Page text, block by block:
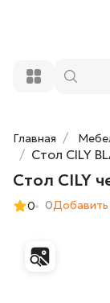
Главная
Стол CILY
Стол CILY
0 0
Стол